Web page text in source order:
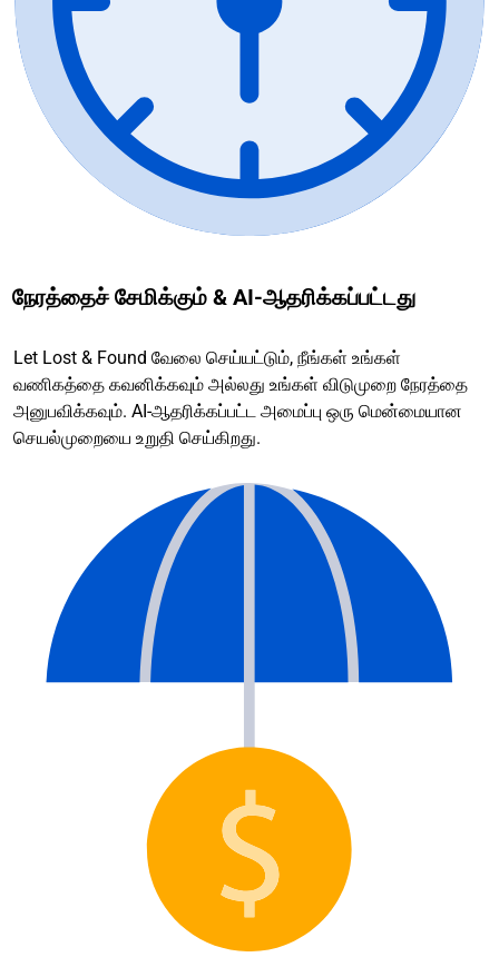
நேரத்தைச் சேமிக்கும் & AI-ஆதரிக்கப்பட்டது
Let Lost & Found வேலை செய்யட்டும், நீங்கள் உங்கள்
வணிகத்தை கவனிக்கவும் அல்லது உங்கள் விடுமுறை நேரத்தை
அனுபவிக்கவும். AI-ஆதரிக்கப்பட்ட அமைப்பு ஒரு மென்மையான
செயல்முறையை உறுதி செய்கிறது.